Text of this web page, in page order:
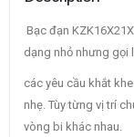
Bạc đạn
dạng nhỏ nhưng gọi
các yêu cầu khắt
nhẹ. Tùy từng vị trí
vòng bi khác nhau.